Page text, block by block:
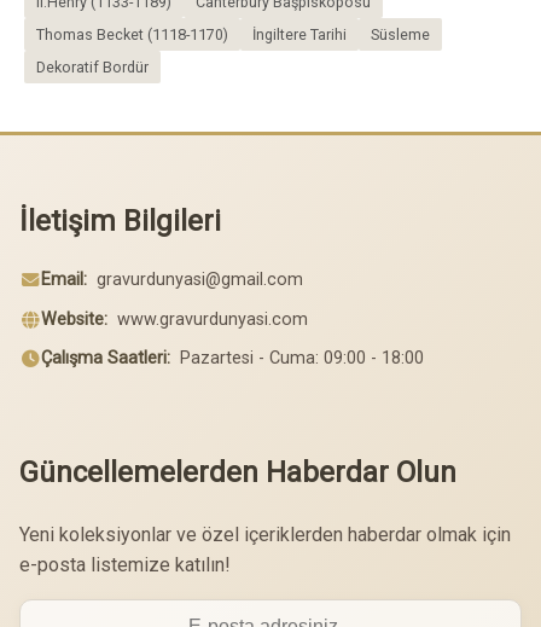
Thomas Becket (1118-1170)
İngiltere Tarihi
Süsleme
Dekoratif Bordür
İletişim Bilgileri
Email: gravurdunyasi@gmail.com
Website: www.gravurdunyasi.com
Çalışma Saatleri: Pazartesi - Cuma: 09:00 - 18:00
Güncellemelerden Haberdar Olun
Yeni koleksiyonlar ve özel içeriklerden haberdar olmak için
e-posta listemize katılın!